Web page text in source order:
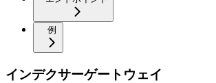
例
インデクサーゲートウェイ